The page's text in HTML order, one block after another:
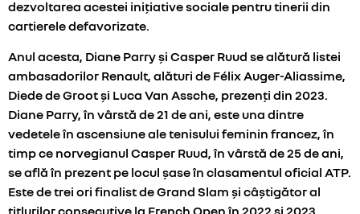
dezvoltarea acestei inițiative sociale pentru tinerii din
cartierele defavorizate.
Anul acesta, Diane Parry și Casper Ruud se alătură listei
ambasadorilor Renault, alături de Félix Auger-Aliassime,
Diede de Groot și Luca Van Assche, prezenți din 2023.
Diane Parry, în vârstă de 21 de ani, este una dintre
vedetele în ascensiune ale tenisului feminin francez, în
timp ce norvegianul Casper Ruud, în vârstă de 25 de ani,
se află în prezent pe locul șase în clasamentul oficial ATP.
Este de trei ori finalist de Grand Slam și câștigător al